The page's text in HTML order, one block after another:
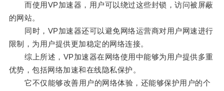
而使用VP加速器，用户可以绕过这些封锁，访问被屏蔽
的网站。
同时，VP加速器还可以避免网络运营商对用户网速进行
限制，为用户提供更加稳定的网络连接。
综上所述，VP加速器在网络使用中能够为用户提供多重
优势，包括网络加速和在线隐私保护。
它不仅能够改善用户的网络体验，还能够保护用户的个